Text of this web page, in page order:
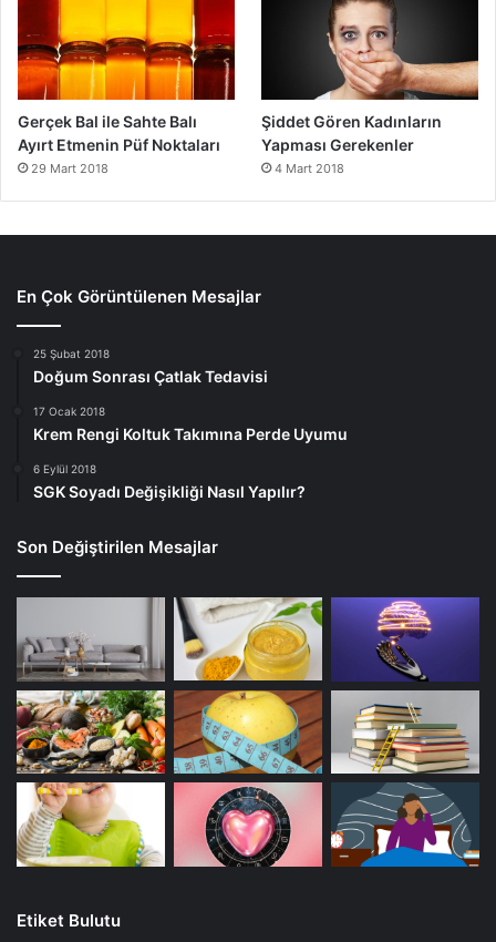
Gerçek Bal ile Sahte Balı
Ayırt Etmenin Püf Noktaları
29 Mart 2018
Şiddet Gören Kadınların
Yapması Gerekenler
4 Mart 2018
En Çok Görüntülenen Mesajlar
25 Şubat 2018
Doğum Sonrası Çatlak Tedavisi
17 Ocak 2018
Krem Rengi Koltuk Takımına Perde Uyumu
6 Eylül 2018
SGK Soyadı Değişikliği Nasıl Yapılır?
Son Değiştirilen Mesajlar
Etiket Bulutu